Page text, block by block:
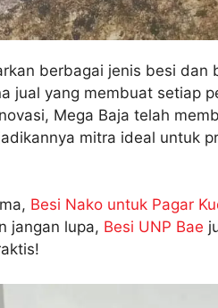
berbagai jenis besi dan
jual yang membuat setiap
Mega Baja telah
mitra ideal untuk
Besi Nako untuk Pagar
jangan lupa, Besi UNP Bae